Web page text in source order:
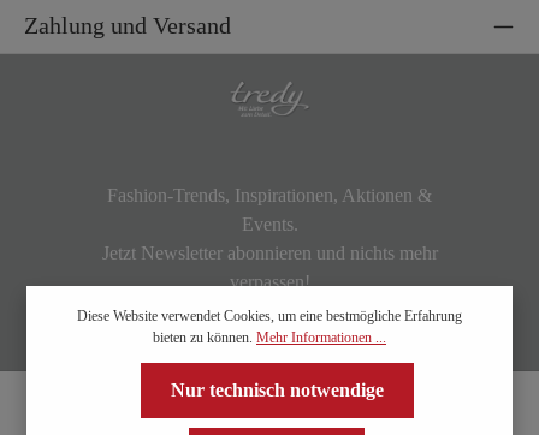
Zahlung und Versand
Fashion-Trends, Inspirationen, Aktionen &
Events.
Jetzt Newsletter abonnieren und nichts mehr
verpassen!
Diese Website verwendet Cookies, um eine bestmögliche Erfahrung
bieten zu können. Mehr Informationen ...
Nur technisch notwendige